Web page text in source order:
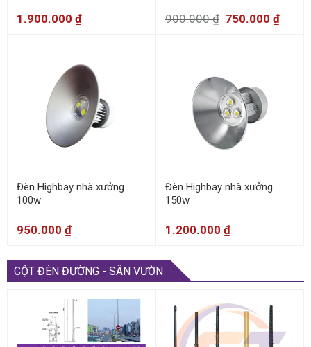
1.900.000 ₫ 900.000₫ 750.000₫
Đèn Highbay nhà xưởng
100w
950.000 ₫
Đèn Highbay nhà xưởng
150w
1.200.000 ₫
CỘT ĐÈN ĐƯỜNG - SÂN VƯỜN